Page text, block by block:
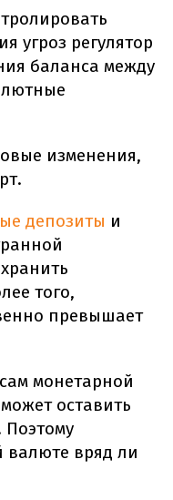
угроз регулятор
баланса между
изменения,
депозиты и
того,
превышает
монетарной
оставить
Поэтому
валюте вряд ли